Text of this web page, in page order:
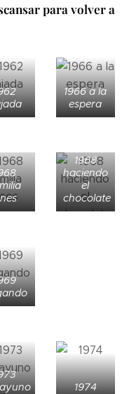
para volver a
1966 a la
espera
1968
haciendo
el
chocolate
1974